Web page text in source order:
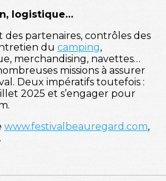
logistique…
des partenaires, contrôles des
du camping,
merchandising, navettes…
missions à assurer
Deux impératifs toutefois :
2025 et s’engager pour
www.festivalbeauregard.com,